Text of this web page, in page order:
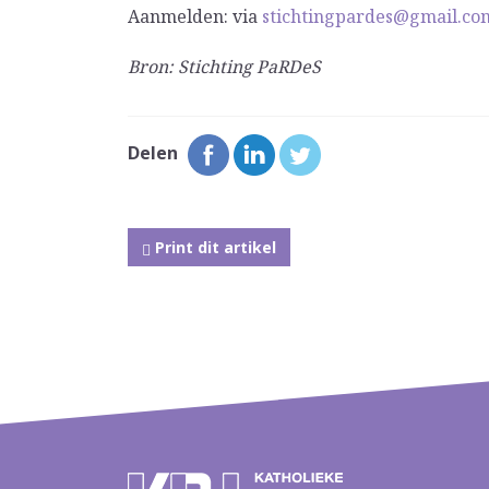
Aanmelden: via
Bron: Stichting PaRDeS
Delen
Print dit artikel